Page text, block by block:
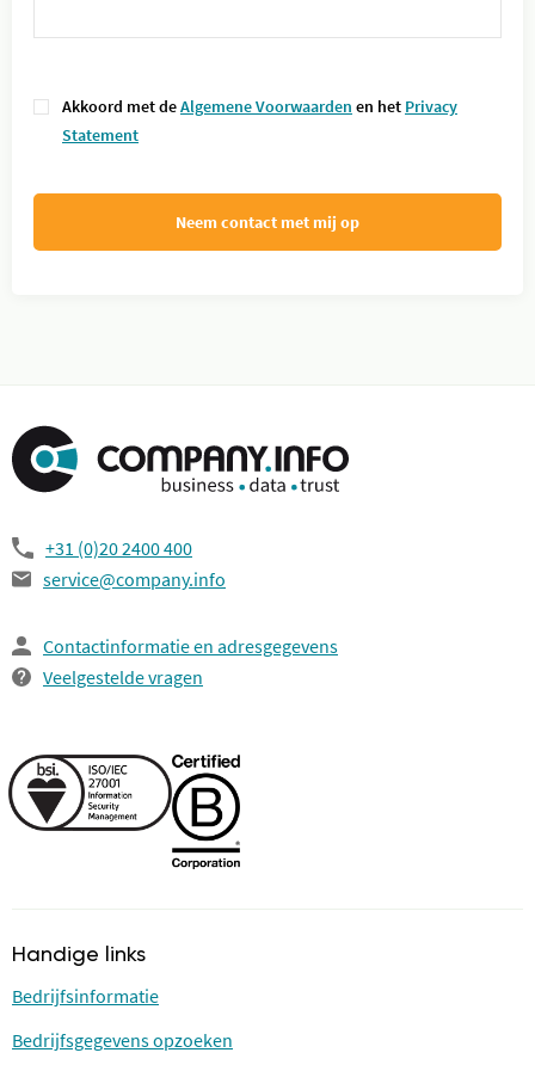
Akkoord met deAlgemene Voorwaarden en het Privacy
Statement
Neem contact met mij op
+31 (0)20 2400 400
service@company.info
Contactinformatie en adresgegevens
Veelgestelde vragen
Handige links
Bedrijfsinformatie
Bedrijfsgegevens opzoeken